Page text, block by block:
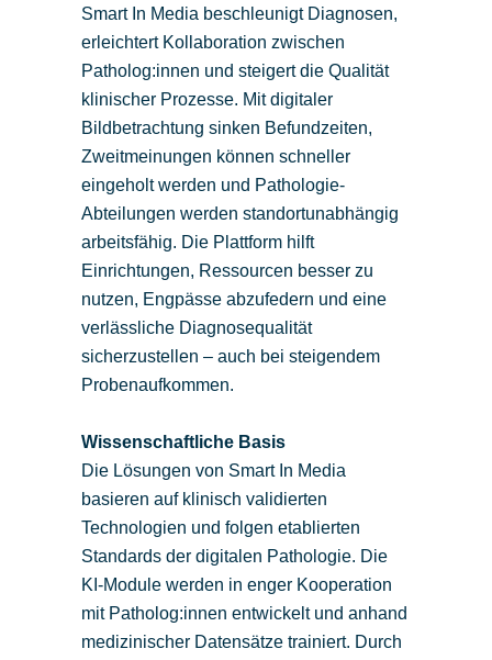
Smart In Media beschleunigt Diagnosen,
erleichtert Kollaboration zwischen
Patholog:innen und steigert die Qualität
klinischer Prozesse. Mit digitaler
Bildbetrachtung sinken Befundzeiten,
Zweitmeinungen können schneller
eingeholt werden und Pathologie-
Abteilungen werden standortunabhängig
arbeitsfähig. Die Plattform hilft
Einrichtungen, Ressourcen besser zu
nutzen, Engpässe abzufedern und eine
verlässliche Diagnosequalität
sicherzustellen – auch bei steigendem
Probenaufkommen.
Wissenschaftliche Basis
Die Lösungen von Smart In Media
basieren auf klinisch validierten
Technologien und folgen etablierten
Standards der digitalen Pathologie. Die
KI-Module werden in enger Kooperation
mit Patholog:innen entwickelt und anhand
medizinischer Datensätze trainiert. Durch